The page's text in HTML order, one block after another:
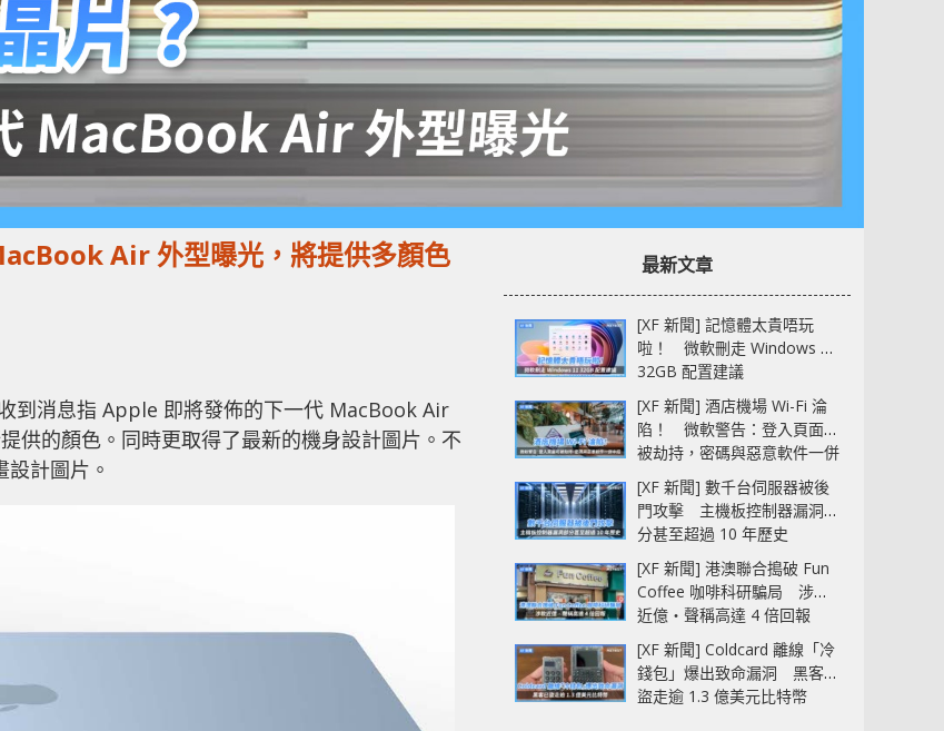
Air 外型曝光，將提供多顏色
到消息指 Apple 即將發佈的下一代 MacBook Air
供的顏色。同時更取得了最新的機身設計圖片。不
計圖片。
最新文章
[XF 新聞] 記憶體太貴唔玩
啦！ 微軟刪走 Windows 11
32GB 配置建議
[XF 新聞] 酒店機場 Wi-Fi 淪
陷！ 微軟警告：登入頁面可
被劫持，密碼與惡意軟件一併
中招
[XF 新聞] 數千台伺服器被後
門攻擊 主機板控制器漏洞部
分甚至超過 10 年歷史
[XF 新聞] 港澳聯合搗破 Fun
Coffee 咖啡科研騙局 涉款
近億‧聲稱高達 4 倍回報
[XF 新聞] Coldcard 離線「冷
錢包」爆出致命漏洞 黑客已
盜走逾 1.3 億美元比特幣